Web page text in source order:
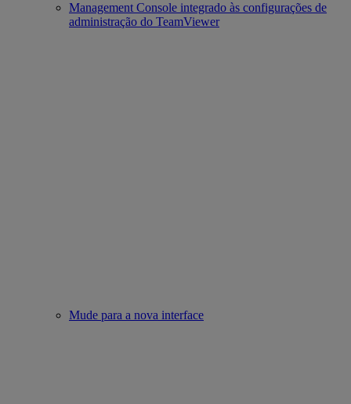
Management Console integrado às configurações de
administração do TeamViewer
Mude para a nova interface